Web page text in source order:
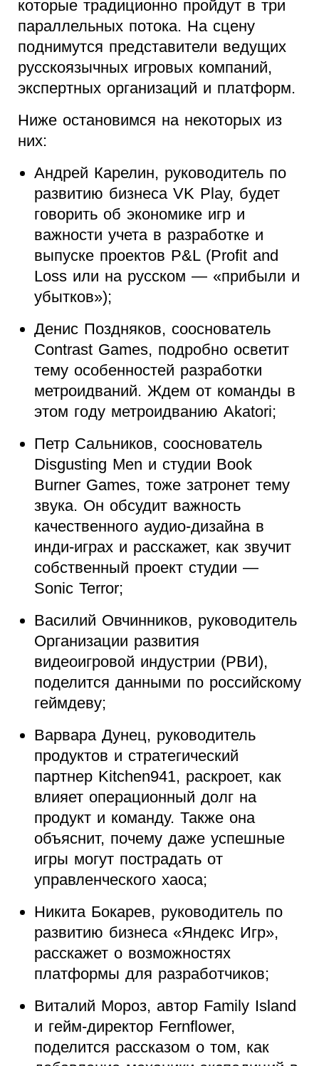
которые традиционно пройдут в три
параллельных потока. На сцену
поднимутся представители ведущих
русскоязычных игровых компаний,
экспертных организаций и платформ.
Ниже остановимся на некоторых из
них:
Андрей Карелин, руководитель по
развитию бизнеса VK Play, будет
говорить об экономике игр и
важности учета в разработке и
выпуске проектов P&L (Profit and
Loss или на русском — «прибыли и
убытков»);
Денис Поздняков, сооснователь
Contrast Games, подробно осветит
тему особенностей разработки
метроидваний. Ждем от команды в
этом году метроидванию Akatori;
Петр Сальников, сооснователь
Disgusting Men и студии Book
Burner Games, тоже затронет тему
звука. Он обсудит важность
качественного аудио-дизайна в
инди-играх и расскажет, как звучит
собственный проект студии —
Sonic Terror;
Василий Овчинников, руководитель
Организации развития
видеоигровой индустрии (РВИ),
поделится данными по российскому
геймдеву;
Варвара Дунец, руководитель
продуктов и стратегический
партнер Kitchen941, раскроет, как
влияет операционный долг на
продукт и команду. Также она
объяснит, почему даже успешные
игры могут пострадать от
управленческого хаоса;
Никита Бокарев, руководитель по
развитию бизнеса «Яндекс Игр»,
расскажет о возможностях
платформы для разработчиков;
Виталий Мороз, автор Family Island
и гейм-директор Fernflower,
поделится рассказом о том, как